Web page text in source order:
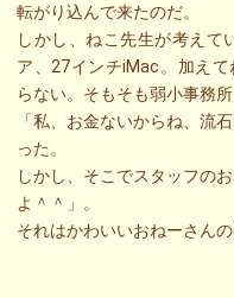
転がり込んで来たのだ。
しかし、ねこ先生が考えて
ア、27インチiMac。加え
らない。そもそも弱小事務
「私、お金ないからね、流
った。
しかし、そこでスタッフの
よ＾＾」。
それはかわいいおねーさん